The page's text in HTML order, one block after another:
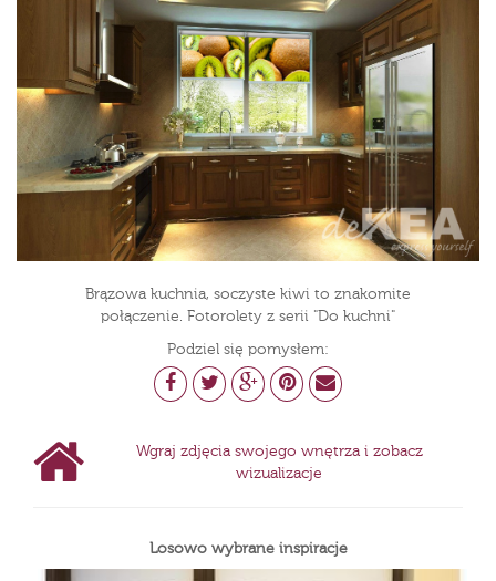
Brązowa kuchnia, soczyste kiwi to znakomite
połączenie. Fotorolety z serii "Do kuchni"
Podziel się pomysłem:
Wgraj zdjęcia swojego wnętrza i zobacz
wizualizacje
Losowo wybrane inspiracje